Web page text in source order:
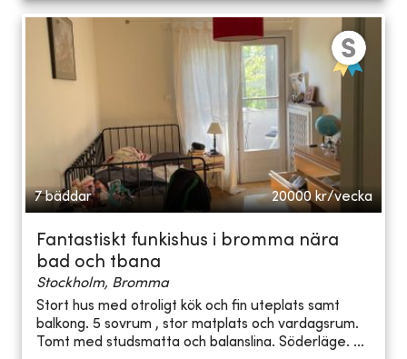
7 bäddar 20000 kr/vecka
Fantastiskt funkishus i bromma nära
bad och tbana
Stockholm, Bromma
Stort hus med otroligt kök och fin uteplats samt
balkong. 5 sovrum , stor matplats och vardagsrum.
Tomt med studsmatta och balanslina. Söderläge. ...